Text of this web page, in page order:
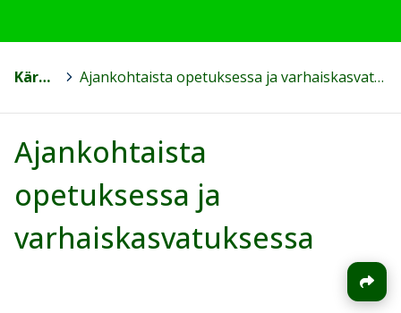
Kärkölä > Ajankohtaista opetuksessa ja varhaiskasvatuksessa
Ajankohtaista
opetuksessa ja
varhaiskasvatuksessa